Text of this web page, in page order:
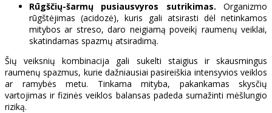
Rūgščių-šarmų pusiausvyros sutrikimas. Organizmo
rūgštėjimas (acidozė), kuris gali atsirasti dėl netinkamos
mitybos ar streso, daro neigiamą poveikį raumenų veiklai,
skatindamas spazmų atsiradimą.
Šių veiksnių kombinacija gali sukelti staigius ir skausmingus
raumenų spazmus, kurie dažniausiai pasireiškia intensyvios veiklos
ar ramybės metu. Tinkama mityba, pakankamas skysčių
vartojimas ir fizinės veiklos balansas padeda sumažinti mėšlungio
riziką.